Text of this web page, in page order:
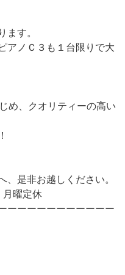
ます。
アノＣ３も１台限りで大
め、クオリティーの高い
是非お越しください。
曜定休
ーーーーーーーーーーー